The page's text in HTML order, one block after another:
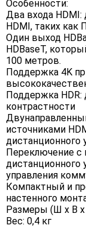
Особенности:
Два входа HDMI:
HDMI, таких как
Один выход
HDBaseT,
100 метров.
Поддержка 4K
Поддержка HDR:
контрастности
источниками
дистанционного
Переключение с
дистанционного
управления
Компактный и
настенного
Размеры (Ш х В х
Вес: 0,4 кг